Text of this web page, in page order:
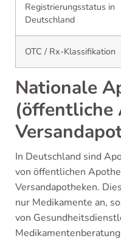
Registrierungsstatus in
Deutschland
OTC / Rx-Klassifikation
Nationale
(öffentliche
In Deutschland sind
von öffentlichen
Versandapotheken.
nur Medikamente an,
von